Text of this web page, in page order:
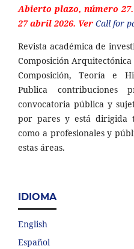
Abierto plazo, número
27 abril 2026. Ver Call for
Revista académica de
Composición
Composición, Teoría e
Publica contribuciones
convocatoria pública y
por pares y está dirigida
como a profesionales y
estas áreas.
IDIOMA
English
Español